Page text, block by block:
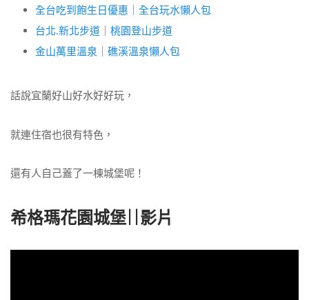
全台吃到飽生日優惠
全台玩水懶人包
台北.新北步道
桃園登山步道
金山萬里溫泉
礁溪溫泉懶人包
話說宜蘭好山好水好好玩，
就連住宿也很有特色，
還有人自己蓋了一棟城堡呢！
希格瑪花園城堡||影片